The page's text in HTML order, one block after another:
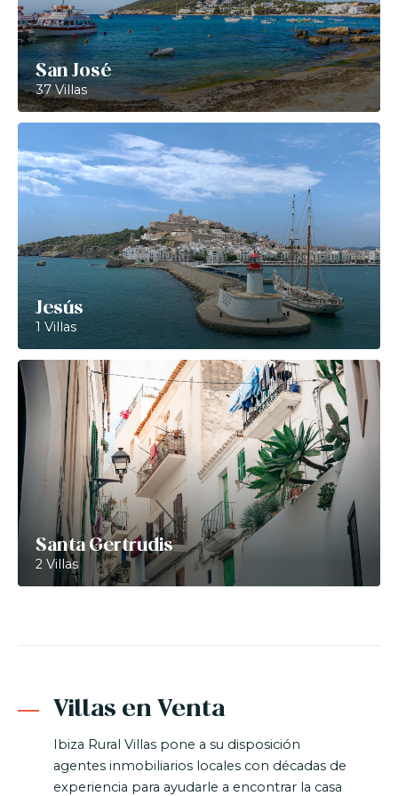
San José
37 Villas
Jesús
1 Villas
Santa Gertrudis
2 Villas
Villas en Venta
Ibiza Rural Villas pone a su disposición
agentes inmobiliarios locales con décadas de
experiencia para ayudarle a encontrar la casa